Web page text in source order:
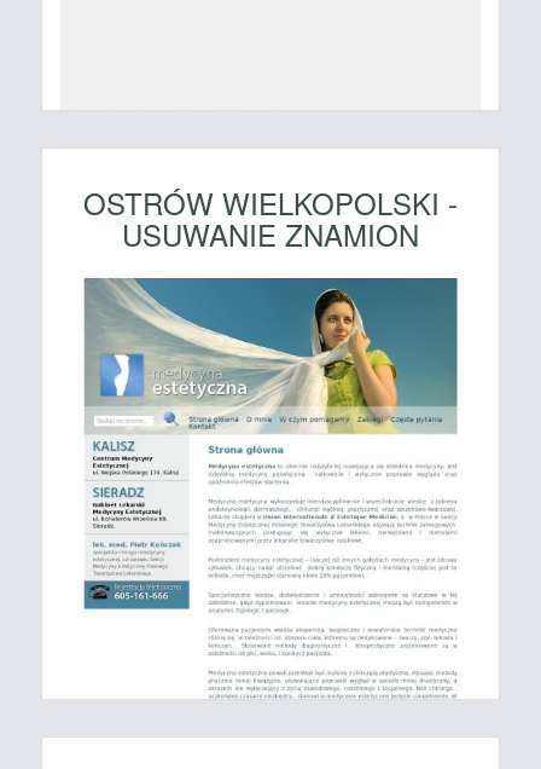
OSTRÓW WIELKOPOLSKI -
USUWANIE ZNAMION